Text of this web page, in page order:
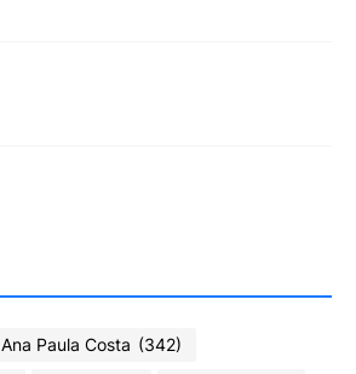
Ana Paula Costa (342)